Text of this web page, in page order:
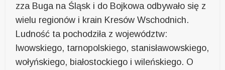
zza Buga na Śląsk i do Bojkowa odbywało się z
wielu regionów i krain Kresów Wschodnich.
Ludność ta pochodziła z województw:
lwowskiego, tarnopolskiego, stanisławowskiego,
wołyńskiego, białostockiego i wileńskiego. O